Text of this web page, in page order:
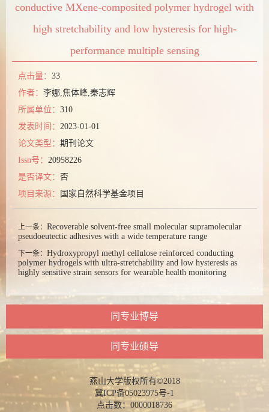
conductive MXene-composited polymer hydrogel with
high stretchability and low hysteresis for high-
performance multiple sensing
点击量： 33
作者： 李娜,焦体峰,秦志辉
所属单位： 310
发表时间： 2023-01-01
论文类型： 期刊论文
Issn号： 20958226
是否译文： 否
项目来源：
国家自然科学基金项目
上一条： Recoverable solvent-free small molecular supramolecular
pseudoeutectic adhesives with a wide temperature range
下一条： Hydroxypropyl methyl cellulose reinforced conducting
polymer hydrogels with ultra-stretchability and low hysteresis as
highly sensitive strain sensors for wearable health monitoring
同专业博导
同专业硕导
燕山大学版权所有©2018
冀ICP备05023975号-1
点击数：0000018736